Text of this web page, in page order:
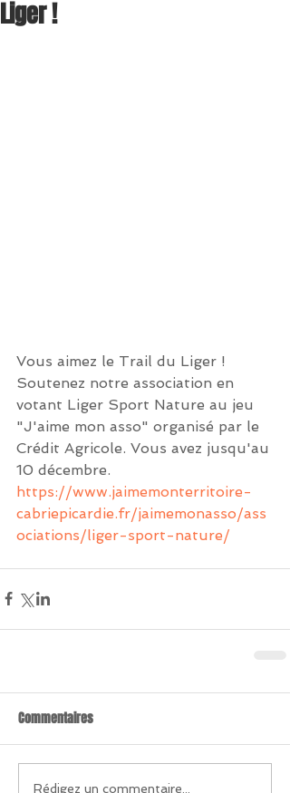
Liger !
Vous aimez le Trail du Liger !
Soutenez notre association en
votant Liger Sport Nature au jeu
"J'aime mon asso" organisé par le
Crédit Agricole. Vous avez jusqu'au
10 décembre.
https://www.jaimemonterritoire-
cabriepicardie.fr/jaimemonasso/ass
ociations/liger-sport-nature/
Commentaires
Rédigez un commentaire...